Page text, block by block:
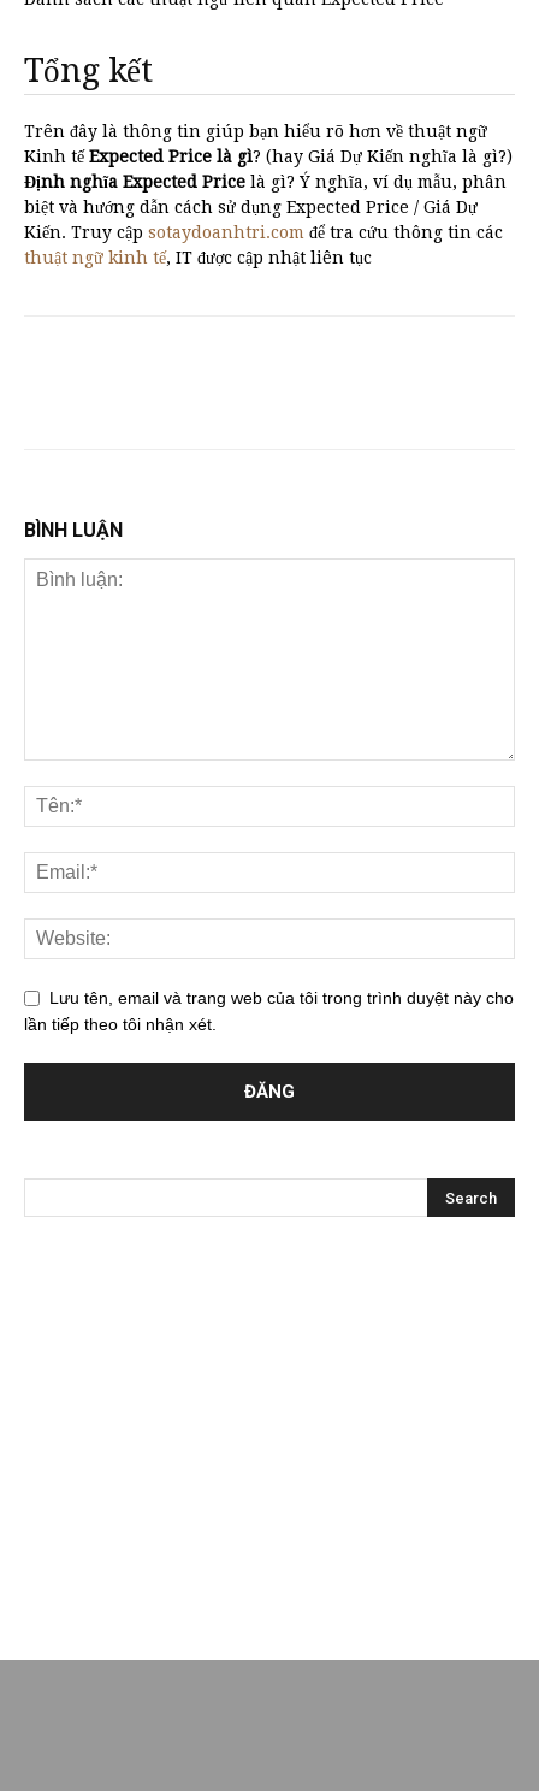
Tổng kết
Trên đây là thông tin giúp bạn hiểu rõ hơn về thuật ngữ
Kinh tếExpected Price là gì? (hay Giá Dự Kiến nghĩa là gì?)
Định nghĩa Expected Price là gì? Ý nghĩa, ví dụ mẫu, phân
biệt và hướng dẫn cách sử dụng Expected Price / Giá Dự
Kiến. Truy cập sotaydoanhtri.com để tra cứu thông tin các
thuật ngữ kinh tế, IT được cập nhật liên tục
BÌNH LUẬN
Lưu tên, email và trang web của tôi trong trình duyệt này cho
lần tiếp theo tôi nhận xét.